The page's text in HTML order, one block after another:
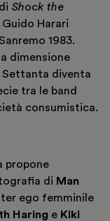
Shock the
Harari
1983.
dimensione
Settanta diventa
tra le band
consumistica.
propone
di Man
ego femminile
Haring e Kiki